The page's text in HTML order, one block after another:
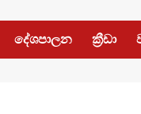
දේශපාලන ක්‍රීඩා